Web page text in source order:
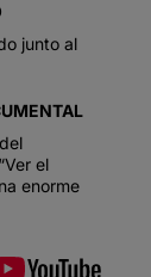
junto al
el
enorme